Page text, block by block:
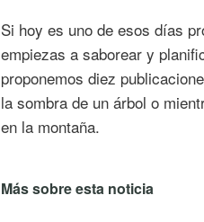
Si hoy es uno de esos días
empiezas a saborear y
proponemos diez
la sombra de un árbol o
en la montaña.
Más sobre esta noticia